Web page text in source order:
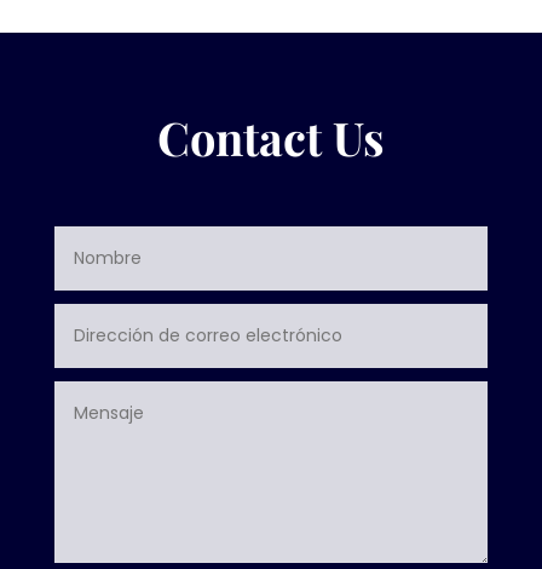
Contact Us